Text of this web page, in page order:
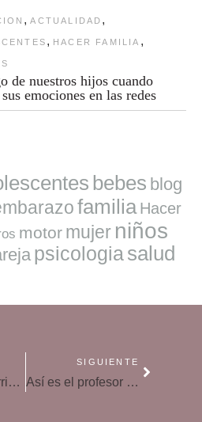
, ACTUALIDAD ,
, HACER FAMILIA ,
de nuestros hijos cuando
emociones en las redes
bebes blog
familia Hacer
motor mujer niños
psicologiasalud
Prácticas, el curriculum se hace trabajando
SIGUIENTE
Así es el profesor de español en el extranjero